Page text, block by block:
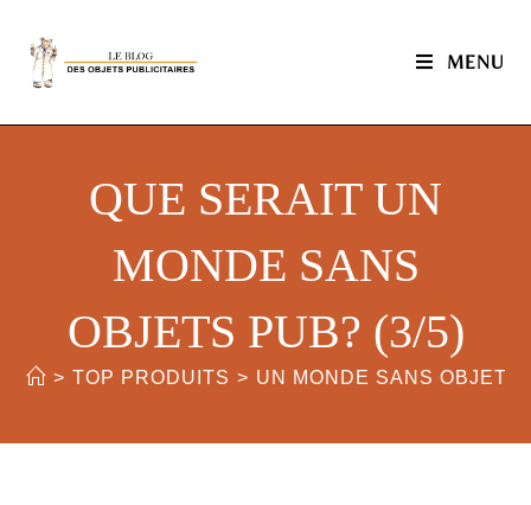
MENU
QUE SERAIT UN
MONDE SANS
OBJETS PUB? (3/5)
> TOP PRODUITS > UN MONDE SANS OBJETS